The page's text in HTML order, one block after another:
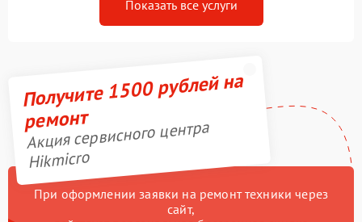
Показать все услуги
Получите 1500 рублей на
ремонт
Акция сервисного центра
Hikmicro
При оформлении заявки на ремонт техники через
сайт,